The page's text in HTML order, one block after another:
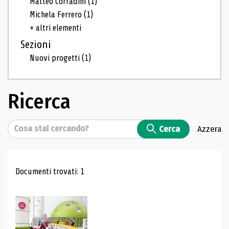
Michela Ferrero(1)
+ altri elementi
Sezioni
Nuovi progetti(1)
Ricerca
Cerca Cerca Azzera
Risultati di ricerca
Documenti trovati: 1